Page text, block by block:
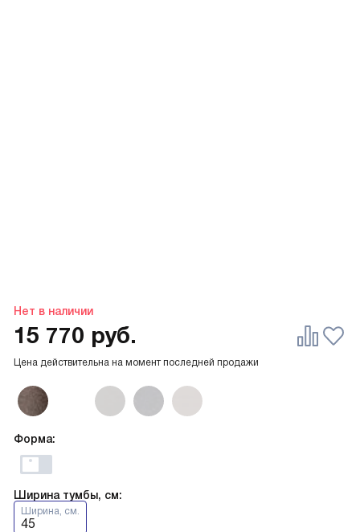
Нет в наличии
Форма:
Ширина тумбы, см:
Ширина, см.
45
Цена действительна на момент последней продажи
15 770 руб.